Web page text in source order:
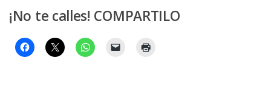
¡No te calles! COMPARTILO